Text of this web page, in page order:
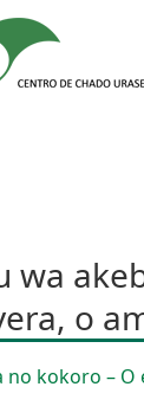
wa
o
no kokoro –